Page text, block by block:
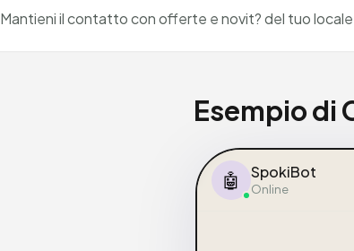
Mantieni il contatto con offerte e novit? del tuo
Esempio di
🤖 SpokiBot
Online